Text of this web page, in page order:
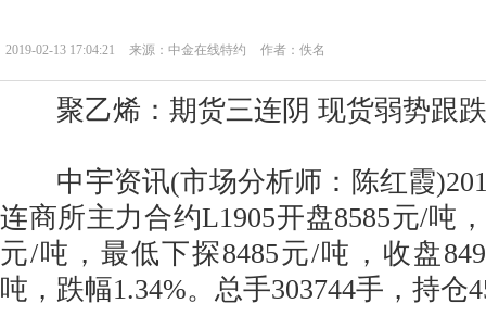
2019-02-13 17:04:21 来源：中金在线特约 作者：佚名
聚乙烯：期货三连阴 现货弱势跟跌
中宇资讯(市场分析师：陈红霞
连商所主力合约L1905开盘8585元/吨
元/吨，最低下探8485元/吨，收盘
吨，跌幅1.34%。总手303744手，持仓